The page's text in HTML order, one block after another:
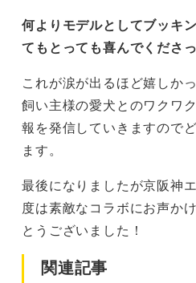
何よりモデルとしてブッキ
てもとっても喜んでくださ
これが涙が出るほど嬉しか
飼い主様の愛犬とのワクワ
報を発信していきますので
ます。
最後になりましたが京阪神
度は素敵なコラボにお声か
とうございました！
関連記事